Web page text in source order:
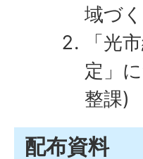
域づ
「光
定」
整課)
配布資料